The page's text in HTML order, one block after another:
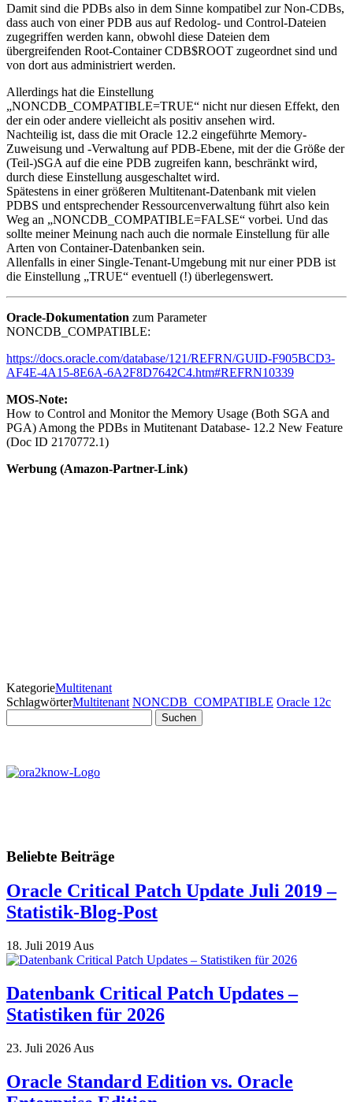
Damit sind die PDBs also in dem Sinne kompatibel zur Non-CDBs,
dass auch von einer PDB aus auf Redolog- und Control-Dateien
zugegriffen werden kann, obwohl diese Dateien dem
übergreifenden Root-Container CDB$ROOT zugeordnet sind und
von dort aus administriert werden.
Allerdings hat die Einstellung
„NONCDB_COMPATIBLE=TRUE“ nicht nur diesen Effekt, den
der ein oder andere vielleicht als positiv ansehen wird.
Nachteilig ist, dass die mit Oracle 12.2 eingeführte Memory-
Zuweisung und -Verwaltung auf PDB-Ebene, mit der die Größe der
(Teil-)SGA auf die eine PDB zugreifen kann, beschränkt wird,
durch diese Einstellung ausgeschaltet wird.
Spätestens in einer größeren Multitenant-Datenbank mit vielen
PDBS und entsprechender Ressourcenverwaltung führt also kein
Weg an „NONCDB_COMPATIBLE=FALSE“ vorbei. Und das
sollte meiner Meinung nach auch die normale Einstellung für alle
Arten von Container-Datenbanken sein.
Allenfalls in einer Single-Tenant-Umgebung mit nur einer PDB ist
die Einstellung „TRUE“ eventuell (!) überlegenswert.
Oracle-Dokumentation zum Parameter
NONCDB_COMPATIBLE:
https://docs.oracle.com/database/121/REFRN/GUID-F905BCD3-
AF4E-4A15-8E6A-6A2F8D7642C4.htm#REFRN10339
MOS-Note:
How to Control and Monitor the Memory Usage (Both SGA and
PGA) Among the PDBs in Mutitenant Database- 12.2 New Feature
(Doc ID 2170772.1)
Werbung (Amazon-Partner-Link)
KategorieMultitenant
SchlagwörterMultitenant NONCDB_COMPATIBLE Oracle 12c
nach:
Beliebte Beiträge
Oracle Critical Patch Update Juli 2019 –
Statistik-Blog-Post
18. Juli 2019 Aus
Datenbank Critical Patch Updates –
Statistiken für 2026
23. Juli 2026 Aus
Oracle Standard Edition vs. Oracle